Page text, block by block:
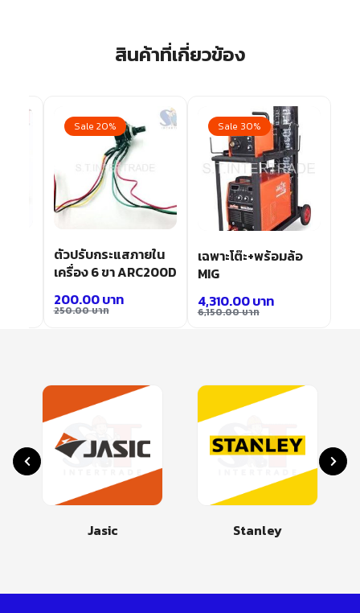
สินค้าที่เกี่ยวข้อง
Sale 20%
ตัวปรับกระแสภายใน
เครื่อง 6 ขา ARC200D
250.00บาท
200.00บาท
Sale 30%
เฉพาะโต๊ะ+พร้อมล้อ
MIG
6,150.00บาท
4,310.00บาท
Jasic Stanley